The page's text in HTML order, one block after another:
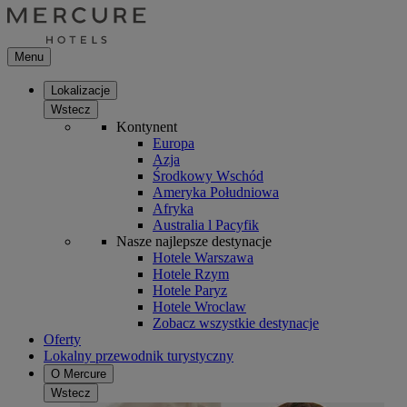
Menu
Lokalizacje
Wstecz
Kontynent
Europa
Azja
Środkowy Wschód
Ameryka Południowa
Afryka
Australia l Pacyfik
Nasze najlepsze destynacje
Hotele Warszawa
Hotele Rzym
Hotele Paryz
Hotele Wroclaw
Zobacz wszystkie destynacje
Oferty
Lokalny przewodnik turystyczny
O Mercure
Wstecz